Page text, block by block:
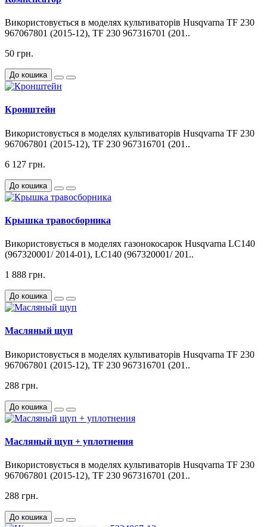
Використовується в моделях культиваторів Husqvarna TF 230
967067801 (2015-12), TF 230 967316701 (201..
50 грн.
До кошика
Кронштейн
Використовується в моделях культиваторів Husqvarna TF 230
967067801 (2015-12), TF 230 967316701 (201..
6 127 грн.
До кошика
Крышка травосборника
Використовується в моделях газонокосарок Husqvarna LC140
(967320001/ 2014-01), LC140 (967320001/ 201..
1 888 грн.
До кошика
Масляный щуп
Використовується в моделях культиваторів Husqvarna TF 230
967067801 (2015-12), TF 230 967316701 (201..
288 грн.
До кошика
Масляный щуп + уплотнения
Використовується в моделях культиваторів Husqvarna TF 230
967067801 (2015-12), TF 230 967316701 (201..
288 грн.
До кошика